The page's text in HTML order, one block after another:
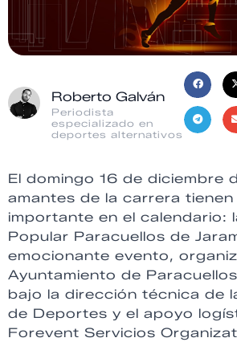
Roberto Galván
Periodista
especializado en
deportes alternativos
El domingo 16 de diciembre
amantes de la carrera tienen
importante en el calendario:
Popular Paracuellos de
emocionante evento,
Ayuntamiento de
bajo la dirección técnica de
de Deportes y el apoyo
Forevent Servicios